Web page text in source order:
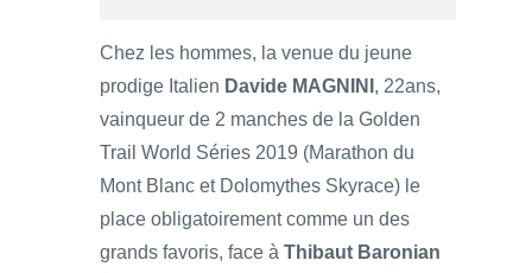
Chez les hommes, la venue du jeune
prodige Italien Davide MAGNINI , 22ans,
vainqueur de 2 manches de la Golden
Trail World Séries 2019 (Marathon du
Mont Blanc et Dolomythes Skyrace) le
place obligatoirement comme un des
grands favoris, face à Thibaut Baronian